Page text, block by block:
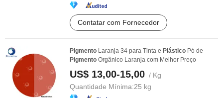
Contatar com Fornecedor
Pigmento Laranja 34 para Tinta e Plástico Pó de
Pigmento Orgânico Laranja com Melhor Preço
US$ 13,00-15,00 / Kg
Quantidade Mínima:25 kg